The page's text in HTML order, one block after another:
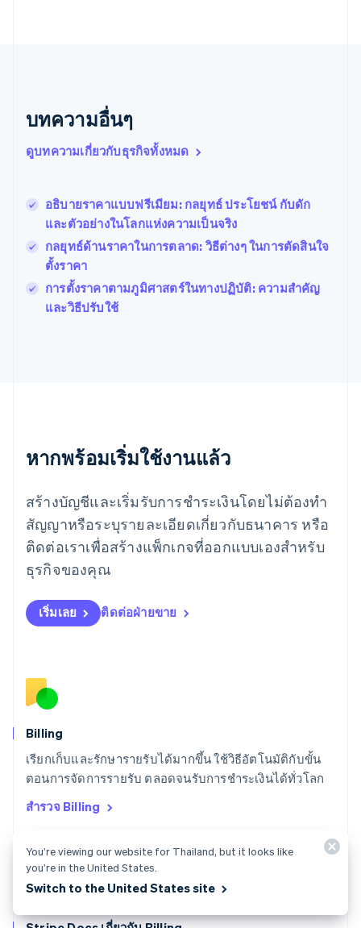
บทความอื่นๆ
ดูบทความเกี่ยวกับธุรกิจทั้งหมด
อธิบายราคาแบบฟรีเมียม: กลยุทธ์ ประโยชน์ กับดัก
และตัวอย่างในโลกแห่งความเป็นจริง
กลยุทธ์ด้านราคาในการตลาด: วิธีต่างๆ ในการตัดสินใจ
ตั้งราคา
การตั้งราคาตามภูมิศาสตร์ในทางปฏิบัติ: ความสำคัญ
และวิธีปรับใช้
หากพร้อมเริ่มใช้งานแล้ว
สร้างบัญชีและเริ่มรับการชำระเงินโดยไม่ต้องทำ
สัญญาหรือระบุรายละเอียดเกี่ยวกับธนาคาร หรือ
ติดต่อเราเพื่อสร้างแพ็กเกจที่ออกแบบเองสำหรับ
ธุรกิจของคุณ
เริ่มเลย ติดต่อฝ่ายขาย
Billing
เรียกเก็บและรักษารายรับได้มากขึ้น ใช้วิธีอัตโนมัติกับขั้น
ตอนการจัดการรายรับ ตลอดจนรับการชำระเงินได้ทั่วโลก
สำรวจ Billing
NederlandsFrançais
โปรตุเกส
PortuguêsEnglish
ฝรั่งเศส
FrançaisEnglish
ฟินแลนด์
EnglishSvenska
มอลตา
English
มาเลเซีย
English
ลักเซมเบิร์ก
ลัตเวีย
English
ลิกเตนสไตน์
DeutschEnglish
ลิทัวเนีย
สเปน
EspañolEnglish
สโลวาเกีย
สวิตเซอร์แลนด์
Deutsch
สวีเดน
Svenska
สหรัฐอเมริกา
EnglishEspañol简体中文
English
English
สาธารณรัฐเช็ก
สิงคโปร์
You’re viewing our website for Thailand, but it looks like
you’re in the United States.
Switch to the United States site